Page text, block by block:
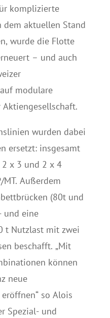
komplizierte
dem aktuellen Stand
wurde die Flotte
– und auch
modulare
wurden dabei
ersetzt: insgesamt
x 3 und 2 x 4
Außerdem
(80t und
und eine
t Nutzlast mit zwei
beschafft. „Mit
können
neue
so Alois
Spezial- und